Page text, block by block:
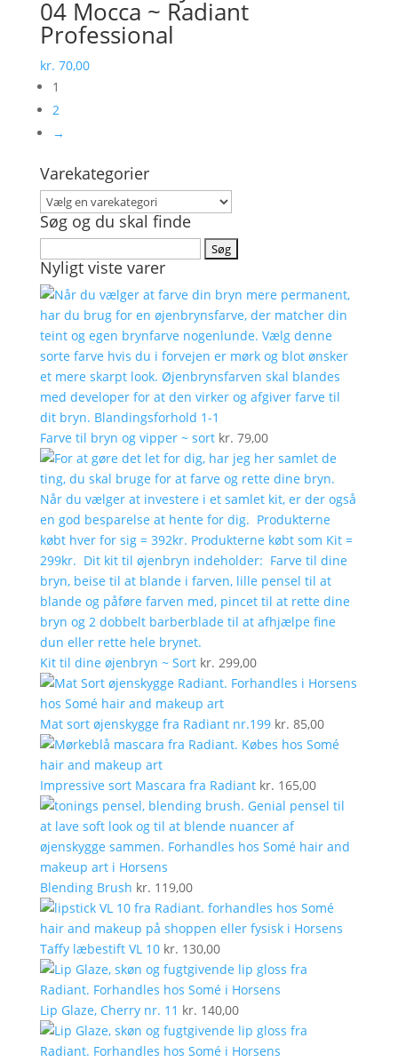
04 Mocca ~ Radiant
Professional
kr. 70,00
1
2
→
Varekategorier
Søg og du skal finde
efter:
Nyligt viste varer
Farve til bryn og vipper ~ sort kr. 79,00
Kit til dine øjenbryn ~ Sort kr. 299,00
Mat sort øjenskygge fra Radiant nr.199 kr. 85,00
Impressive sort Mascara fra Radiant kr. 165,00
Blending Brush kr. 119,00
Taffy læbestift VL 10 kr. 130,00
Lip Glaze, Cherry nr. 11 kr. 140,00